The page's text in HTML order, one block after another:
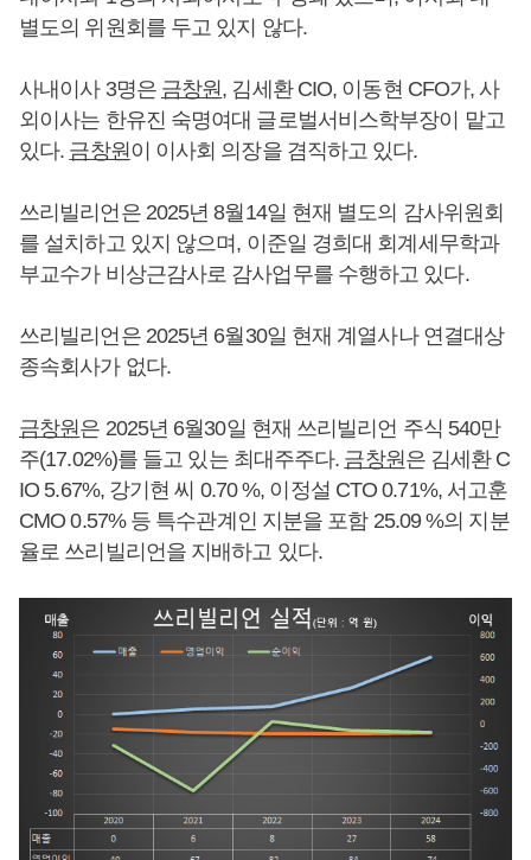
별도의 위원회를 두고 있지 않다.
사내이사 3명은 금창원, 김세환 CIO, 이동현 CFO가, 사
외이사는 한유진 숙명여대 글로벌서비스학부장이 맡고
있다. 금창원이 이사회 의장을 겸직하고 있다.
쓰리빌리언은 2025년 8월14일 현재 별도의 감사위원회
를 설치하고 있지 않으며, 이준일 경희대 회계세무학과
부교수가 비상근감사로 감사업무를 수행하고 있다.
쓰리빌리언은 2025년 6월30일 현재 계열사나 연결대상
종속회사가 없다.
금창원은 2025년 6월30일 현재 쓰리빌리언 주식 540만
주(17.02%)를 들고 있는 최대주주다. 금창원은 김세환 C
IO 5.67%, 강기현 씨 0.70 %, 이정설 CTO 0.71%, 서고훈
CMO 0.57% 등 특수관계인 지분을 포함 25.09 %의 지분
율로 쓰리빌리언을 지배하고 있다.